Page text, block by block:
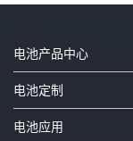
电池产品中心
电池定制
电池应用